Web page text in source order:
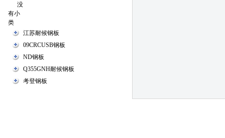
没
有小
类
江苏耐候钢板
09CRCUSB钢板
ND钢板
Q355GNH耐候钢板
考登钢板